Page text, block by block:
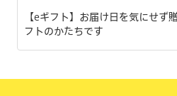
【eギフト】お届け日を気にせず
フトのかたちです